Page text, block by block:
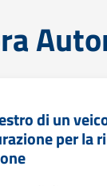
di un
per la